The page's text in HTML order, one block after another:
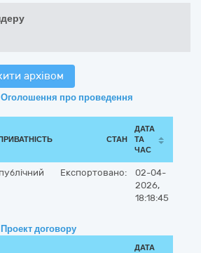
архівом
про проведення
СТАН
ДАТА
ТА
ЧАС
публічний Експортовано:
02-04-
2026,
18:18:45
договору
ДАТА